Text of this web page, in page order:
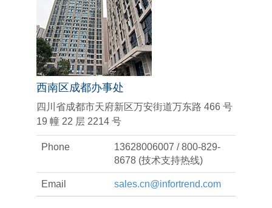
西南区成都办事处
四川省成都市天府新区万安街道万东路 466 号
19 幢 22 层 2214 号
Phone
13628006007 / 800-829-
8678 (技术支持热线)
Email sales.cn@infortrend.com